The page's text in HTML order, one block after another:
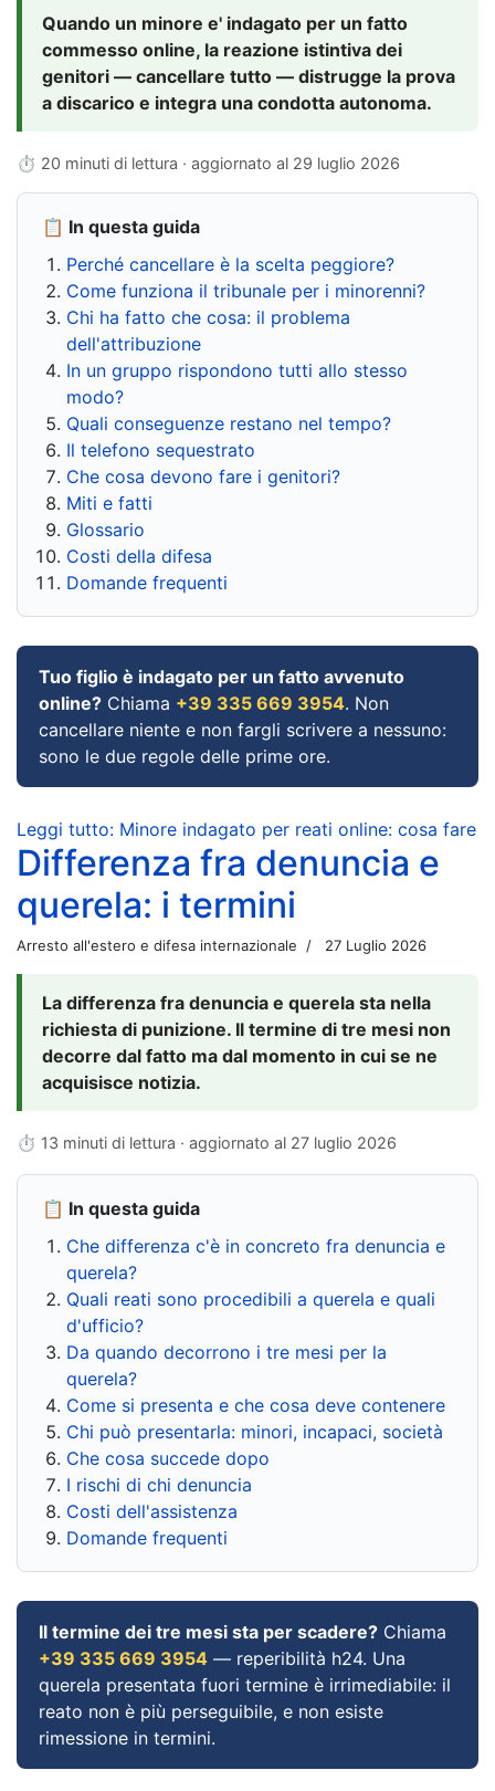
Quando un minore e' indagato per un fatto
commesso online, la reazione istintiva dei
genitori — cancellare tutto — distrugge la prova
a discarico e integra una condotta autonoma.
⏱ 20 minuti di lettura · aggiornato al 29 luglio 2026
📋 In questa guida
Perché cancellare è la scelta peggiore?
Come funziona il tribunale per i minorenni?
Chi ha fatto che cosa: il problema
dell'attribuzione
In un gruppo rispondono tutti allo stesso
modo?
Quali conseguenze restano nel tempo?
Il telefono sequestrato
Che cosa devono fare i genitori?
Miti e fatti
Glossario
Costi della difesa
Domande frequenti
Tuo figlio è indagato per un fatto avvenuto
online? Chiama +39 335 669 3954. Non
cancellare niente e non fargli scrivere a nessuno:
sono le due regole delle prime ore.
Leggi tutto: Minore indagato per reati online: cosa fare
Differenza fra denuncia e
querela: i termini
Arresto all'estero e difesa internazionale 27 Luglio 2026
La differenza fra denuncia e querela sta nella
richiesta di punizione. Il termine di tre mesi non
decorre dal fatto ma dal momento in cui se ne
acquisisce notizia.
⏱ 13 minuti di lettura · aggiornato al 27 luglio 2026
📋 In questa guida
Che differenza c'è in concreto fra denuncia e
querela?
Quali reati sono procedibili a querela e quali
d'ufficio?
Da quando decorrono i tre mesi per la
querela?
Come si presenta e che cosa deve contenere
Chi può presentarla: minori, incapaci, società
Che cosa succede dopo
I rischi di chi denuncia
Costi dell'assistenza
Domande frequenti
Il termine dei tre mesi sta per scadere? Chiama
+39 335 669 3954 — reperibilità h24. Una
querela presentata fuori termine è irrimediabile: il
reato non è più perseguibile, e non esiste
rimessione in termini.